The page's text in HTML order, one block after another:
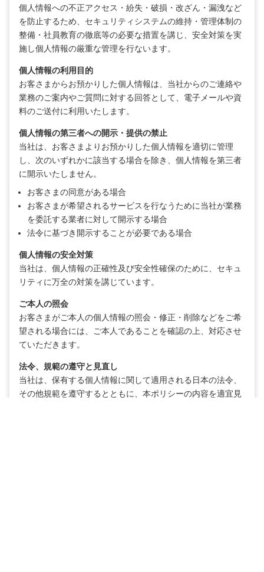
個人情報への不正アクセス・紛失・破損・改ざん・漏洩など
を防止するため、セキュリティシステムの維持・管理体制の
整備・社員教育の徹底等の必要な措置を講じ、安全対策を実
施し個人情報の厳重な管理を行ないます。
個人情報の利用目的
お客さまからお預かりした個人情報は、当社からのご連絡や
業務のご案内やご質問に対する回答として、電子メールや資
料のご送付に利用いたします。
個人情報の第三者への開示・提供の禁止
当社は、お客さまよりお預かりした個人情報を適切に管理
し、次のいずれかに該当する場合を除き、個人情報を第三者
に開示いたしません。
お客さまの同意がある場合
お客さまが希望されるサービスを行なうために当社が業務
を委託する業者に対して開示する場合
法令に基づき開示することが必要である場合
個人情報の安全対策
当社は、個人情報の正確性及び安全性確保のために、セキュ
リティに万全の対策を講じています。
ご本人の照会
お客さまがご本人の個人情報の照会・修正・削除などをご希
望される場合には、ご本人であることを確認の上、対応させ
ていただきます。
法令、規範の遵守と見直し
当社は、保有する個人情報に関して適用される日本の法令、
その他規範を遵守するとともに、本ポリシーの内容を適宜見